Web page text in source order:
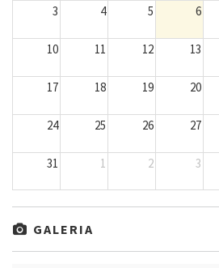
3 4 5 6
10 11 12 13
17 18 19 20
24 25 26 27
31 1 2 3
GALERIA